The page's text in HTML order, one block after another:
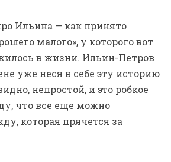
Ильина — как принято
малого», у которого вот
в жизни. Ильин-Петров
уже неся в себе эту историю
непростой, и это робкое
что все еще можно
которая прячется за